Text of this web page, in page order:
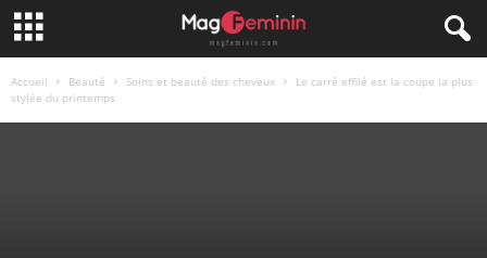
Accueil Beauté Soins et beauté des cheveux
Le carré effilé est la coupe la plus
stylée du printemps